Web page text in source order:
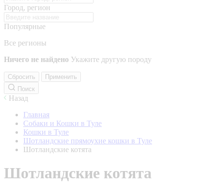
Город, регион
Популярные
Все регионы
Ничего не найдено Укажите другую породу
Сбросить
Применить
Поиск
Назад
Главная
Собаки и Кошки в Туле
Кошки в Туле
Шотландские прямоухие кошки в Туле
Шотландские котята
Шотландские котята